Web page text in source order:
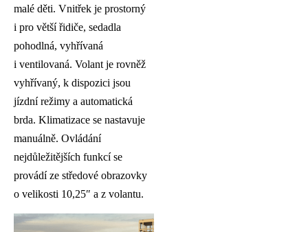
malé děti. Vnitřek je prostorný
i pro větší řidiče, sedadla
pohodlná, vyhřívaná
i ventilovaná. Volant je rovněž
vyhřívaný, k dispozici jsou
jízdní režimy a automatická
brda. Klimatizace se nastavuje
manuálně. Ovládání
nejdůležitějších funkcí se
provádí ze středové obrazovky
o velikosti 10,25″ a z volantu.